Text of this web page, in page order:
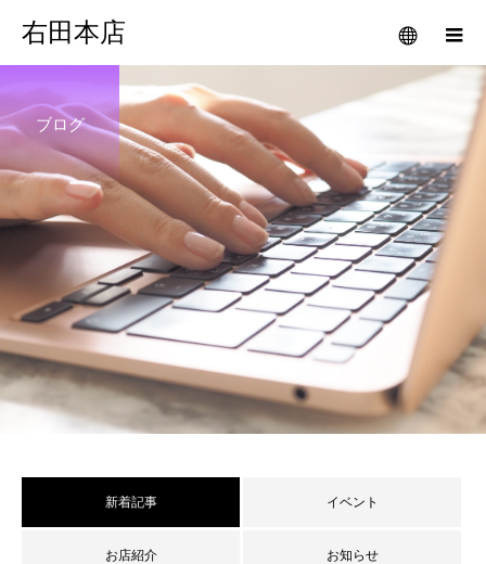
右田本店
ブログ
新着記事 イベント
お店紹介 お知らせ